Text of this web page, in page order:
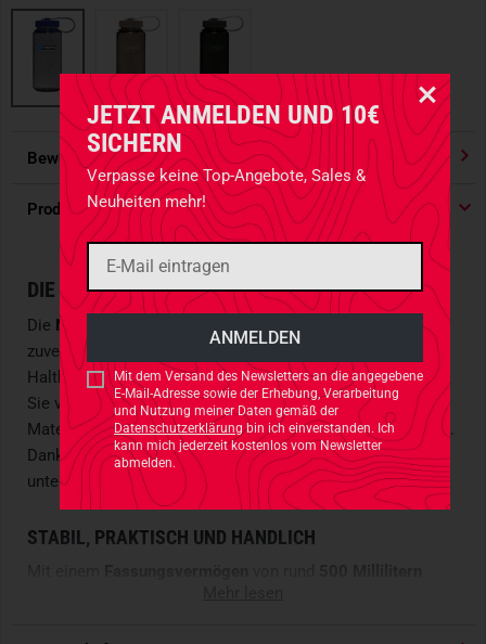
JETZT ANMELDEN UND 10€
SICHERN
Verpasse keine Top-Angebote, Sales &
Neuheiten mehr!
Mit dem Versand des Newsletters an die angegebene
E-Mail-Adresse sowie der Erhebung, Verarbeitung
und Nutzung meiner Daten gemäß der
Datenschutzerklärungbin ich einverstanden. Ich
kann mich jederzeit kostenlos vom Newsletter
abmelden.
Bewertungen 4.91/ 5 Sternen
Produktdetails
DIE TRINKFLASCHE FÜR ALLE LEBENSLAGEN
Die Nalgene Weithals Sustain Trinkflasche
zuverlässiger Begleiter für Menschen, die Wert auf
Haltbarkeit, Funktionalität und Umweltbewusstsein legen.
Sie vereint durchdachtes Design mit langlebigen
Materialien und überzeugt durch ihre einfache Handhabung.
Dank ihrer Größe und Robustheit ist sie ideal für alle, die
unterwegs nicht auf Komfort verzichten möchten.
STABIL, PRAKTISCH UND HANDLICH